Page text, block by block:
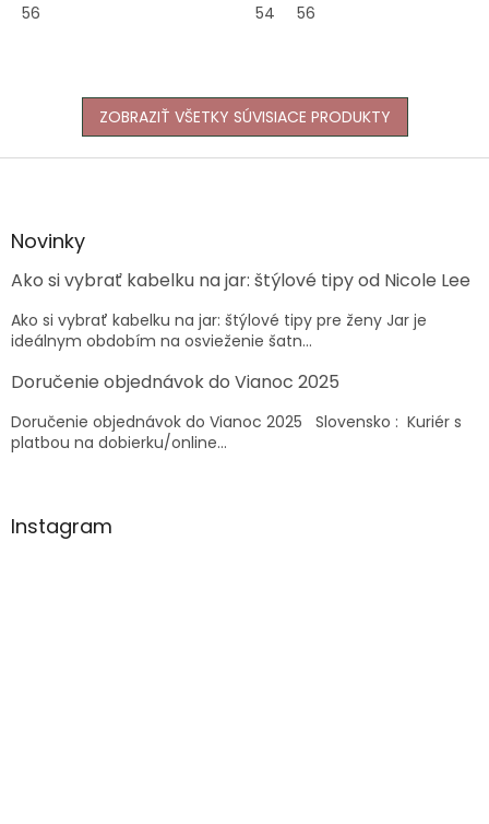
56 54 56
ZOBRAZIŤ VŠETKY SÚVISIACE PRODUKTY
Z
äNovinky
Ako si vybrať kabelku na jar: štýlové tipy od Nicole Lee
Ako si vybrať kabelku na jar: štýlové tipy pre ženy Jar je
ideálnym obdobím na osvieženie šatn...
Doručenie objednávok do Vianoc 2025
Doručenie objednávok do Vianoc 2025 Slovensko : Kuriér s
platbou na dobierku/online...
Instagram